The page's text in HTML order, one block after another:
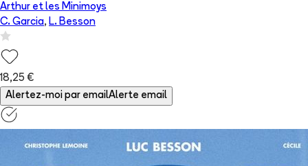
Arthur et les Minimoys
C. Garcia, L. Besson
18,25 €
Alertez-moi par emailAlerte email